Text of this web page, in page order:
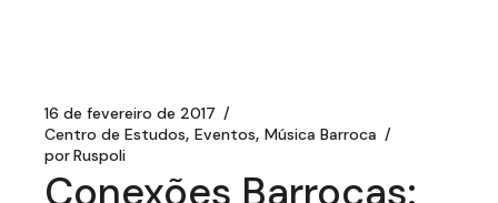
16 de fevereiro de 2017
Centro de Estudos Eventos Música Barroca
porRuspoli